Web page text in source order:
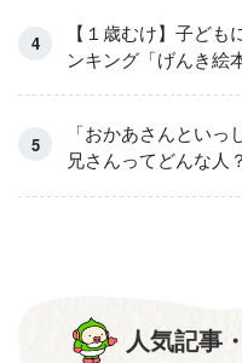
【１歳むけ】子ど
ンキング「げんき絵
「おかあさんとい
兄さんってどんな人？
人気記事